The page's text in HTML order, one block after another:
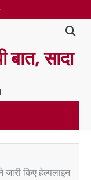
बात, सादा
किए हेल्पलाइन